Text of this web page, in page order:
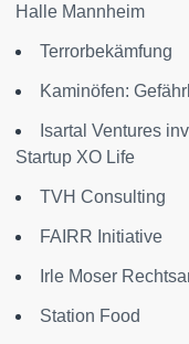
Halle Mannheim
Terrorbekämfung
Kaminöfen:
Isartal Ventures
Startup XO Life
TVH Consulting
FAIRR Initiative
Irle Moser
Station Food